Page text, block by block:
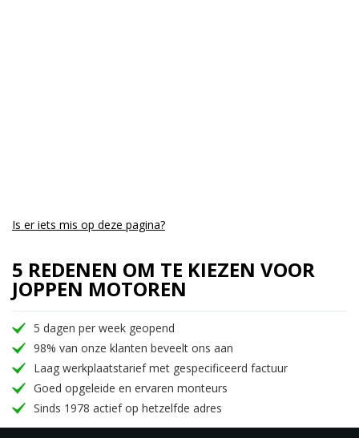
Is er iets mis op deze pagina?
5 REDENEN OM TE KIEZEN VOOR
JOPPEN MOTOREN
5 dagen per week geopend
98% van onze klanten beveelt ons aan
Laag werkplaatstarief met gespecificeerd factuur
Goed opgeleide en ervaren monteurs
Sinds 1978 actief op hetzelfde adres